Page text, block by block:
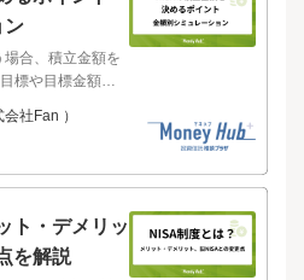
ン
合、積立金額を
標や目標金額に
す。また、余裕
って運用するこ
を使った有価証
や積立金額を決
アルされた後のNI
変更した部分が
させるか迷って
会社Fan ）
ト・デメリッ
を解説